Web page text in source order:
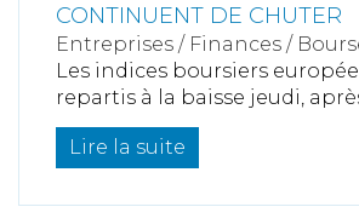
CONTINUENT DE CHUTER
Entreprises / Finances /
Les indices boursiers
repartis à la baisse jeudi,
Lire la suite